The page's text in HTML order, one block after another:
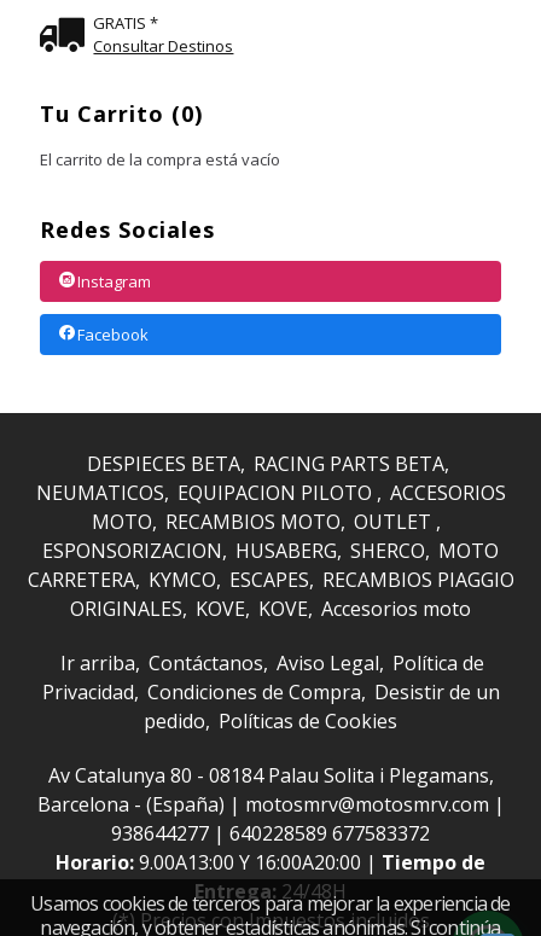
GRATIS *
Consultar Destinos
Tu Carrito (0)
El carrito de la compra está vacío
Redes Sociales
Instagram
Facebook
DESPIECES BETA RACING PARTS BETA
NEUMATICOS EQUIPACION PILOTO
ACCESORIOS
MOTO RECAMBIOS MOTO OUTLET
ESPONSORIZACION
HUSABERG SHERCO MOTO
CARRETERA KYMCO ESCAPES RECAMBIOS PIAGGIO
ORIGINALES KOVE KOVE Accesorios moto
Ir arriba Contáctanos Aviso Legal Política de
Privacidad Condiciones de Compra Desistir de un
pedido Políticas de Cookies
Av Catalunya 80 - 08184 Palau Solita i Plegamans,
Barcelona - (España) | motosmrv@motosmrv.com |
938644277 | 640228589 677583372
Horario:9.00A13:00 Y 16:00A20:00 | Tiempo de
Entrega: 24/48H
(*) Precios con Impuestos incluidos
Usamos cookies de terceros para mejorar la experiencia de
navegación, y obtener estadísticas anónimas. Si continúa